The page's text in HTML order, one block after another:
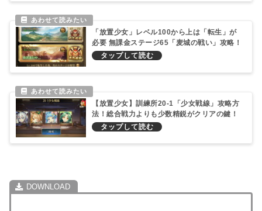
「放置少女」レベル100から上は「転生」が
必要 無課金ステージ65「麦城の戦い」攻略！
【放置少女】訓練所20-1「少女戦線」攻略方
法！総合戦力よりも少数精鋭がクリアの鍵！